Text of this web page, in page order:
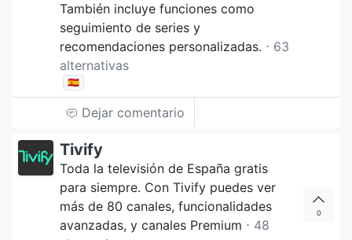
También incluye funciones como
seguimiento de series y
recomendaciones personalizadas. ⋅ 63
alternativas
🇪🇸
Dejar comentario
Tivify
Toda la televisión de España gratis
para siempre. Con Tivify puedes ver
más de 80 canales, funcionalidades
avanzadas, y canales Premium ⋅ 48
0